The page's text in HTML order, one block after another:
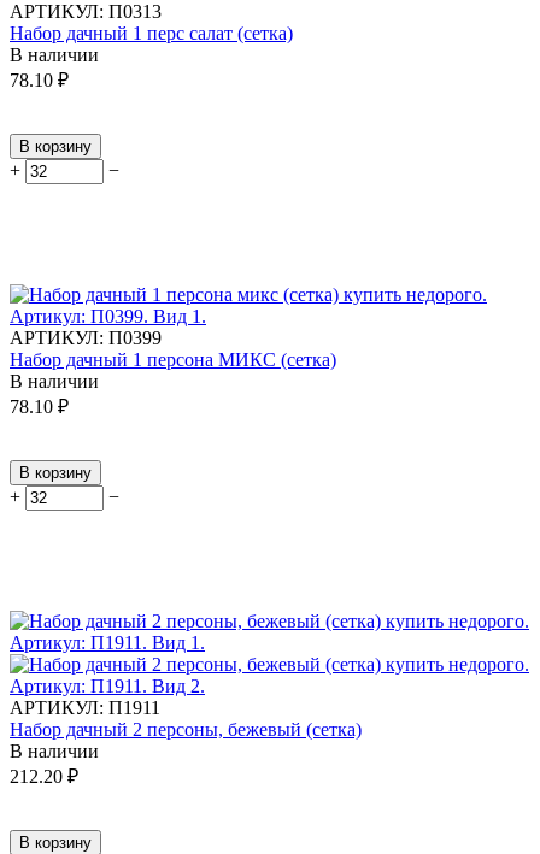
АРТИКУЛ: П0313
Набор дачный 1 перс салат (сетка)
В наличии
78.10 ₽
В корзину
+ −
АРТИКУЛ: П0399
Набор дачный 1 персона МИКС (сетка)
В наличии
78.10 ₽
В корзину
+ −
АРТИКУЛ: П1911
Набор дачный 2 персоны, бежевый (сетка)
В наличии
212.20 ₽
В корзину